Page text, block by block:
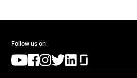
Follow us on
(opens in a new tab)
(opens in a new tab)
(opens in a new tab)
(opens in a new tab)
(opens in a new tab)